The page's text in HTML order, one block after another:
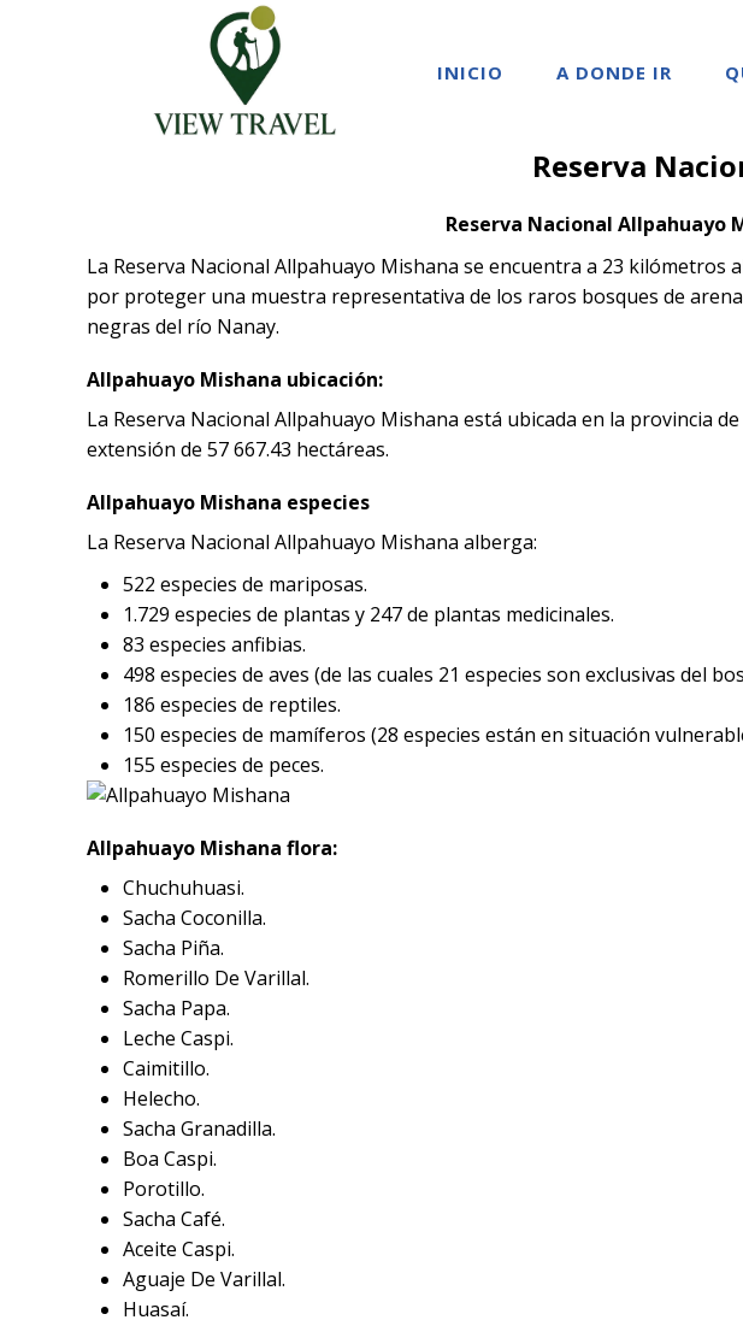
INICIO A DONDE IR
Reserva
Reserva Nacional Allpahuayo
La Reserva Nacional Allpahuayo Mishana se encuentra a 23 kilómetros
por proteger una muestra representativa de los raros bosques de
negras del río Nanay.
Allpahuayo Mishana ubicación:
La Reserva Nacional Allpahuayo Mishana está ubicada en la provincia
extensión de 57 667.43 hectáreas.
Allpahuayo Mishana especies
La Reserva Nacional Allpahuayo Mishana alberga:
522 especies de mariposas.
1.729 especies de plantas y 247 de plantas medicinales.
83 especies anfibias.
498 especies de aves (de las cuales 21 especies son exclusivas del
186 especies de reptiles.
150 especies de mamíferos (28 especies están en situación
155 especies de peces.
Allpahuayo Mishana flora:
Chuchuhuasi.
Sacha Coconilla.
Sacha Piña.
Romerillo De Varillal.
Sacha Papa.
Leche Caspi.
Caimitillo.
Helecho.
Sacha Granadilla.
Boa Caspi.
Porotillo.
Sacha Café.
Aceite Caspi.
Aguaje De Varillal.
Huasaí.